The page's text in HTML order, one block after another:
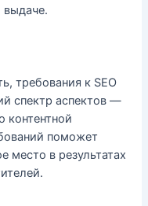
выдаче.
требования к SEO
спектр аспектов —
контентной
поможет
место в результатах